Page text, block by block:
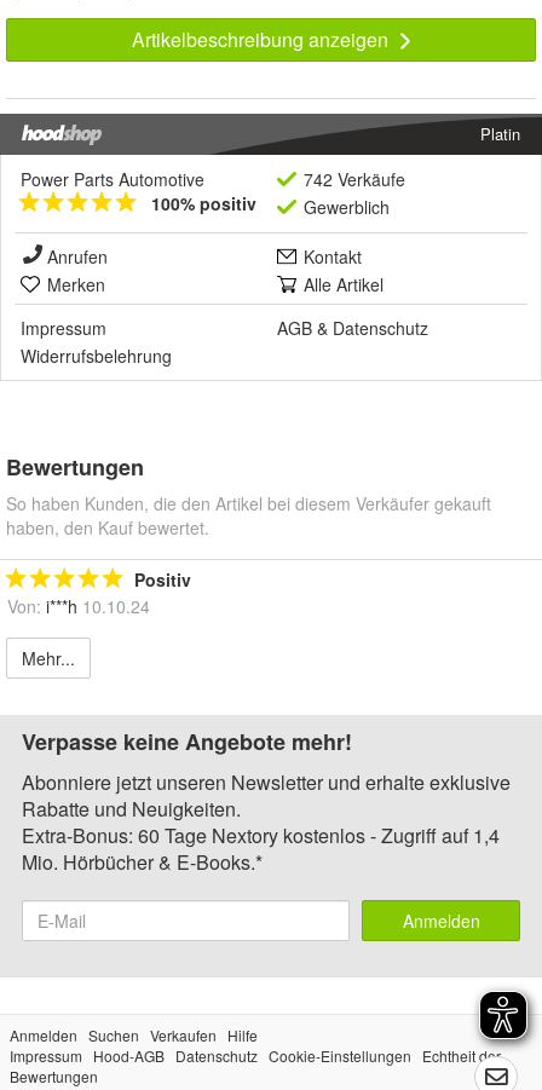
Artikelbeschreibung anzeigen
Platin
Power Parts Automotive
100% positiv
742 Verkäufe
Gewerblich
Anrufen
Kontakt
Merken
Alle Artikel
Impressum
AGB & Datenschutz
Widerrufsbelehrung
Bewertungen
So haben Kunden, die den Artikel bei diesem Verkäufer gekauft
haben, den Kauf bewertet.
Positiv
Von: i***h 10.10.24
Mehr...
Verpasse keine Angebote mehr!
Abonniere jetzt unseren Newsletter und erhalte exklusive
Rabatte und Neuigkeiten.
Extra-Bonus: 60 Tage Nextory kostenlos - Zugriff auf 1,4
Mio. Hörbücher & E-Books.*
Anmelden
Anmelden Suchen Verkaufen
Hilfe
Impressum
Hood-AGB Datenschutz Cookie-Einstellungen
Echtheit der
Bewertungen